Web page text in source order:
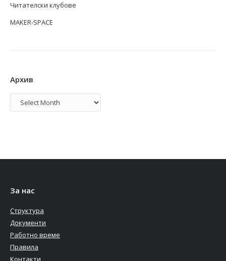
Читателски клубове
MAKER-SPACE
Архив
Архив
За нас
Структура
Документи
Работно време
Правила
Контакти